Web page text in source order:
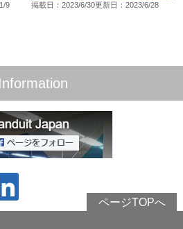
9 掲載日：2023/6/30更新日：2023/6/28
Information
ページTOPへ